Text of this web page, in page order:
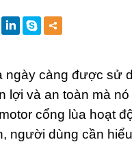
ngày càng được sử
lợi và an toàn mà nó
cổng lùa hoạt
người dùng cần